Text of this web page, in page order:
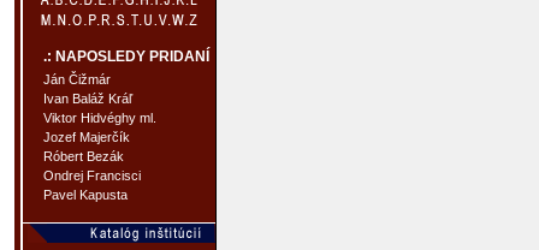
.: NAPOSLEDY PRIDANÍ
Ján Čižmár
Ivan Baláž Kráľ
Viktor Hidvéghy ml.
Jozef Majerčík
Róbert Bezák
Ondrej Francisci
Pavel Kapusta